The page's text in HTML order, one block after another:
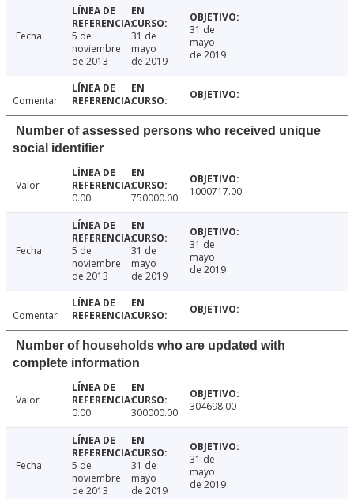
Fecha
5 de
noviembre
de 2013
31 de
mayo
de 2019
31 de
mayo
de 2019
Comentar
Number of assessed persons who received unique
social identifier
Valor
0.00
750000.00 1000717.00
Fecha
5 de
noviembre
de 2013
31 de
mayo
de 2019
31 de
mayo
de 2019
Comentar
Number of households who are updated with
complete information
Valor
0.00
300000.00 304698.00
Fecha
5 de
noviembre
de 2013
31 de
mayo
de 2019
31 de
mayo
de 2019